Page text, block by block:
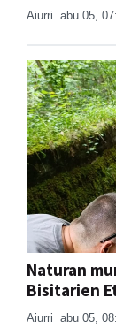
Aiurri abu 05,
Naturan
Bisitarien
Aiurri abu 05,